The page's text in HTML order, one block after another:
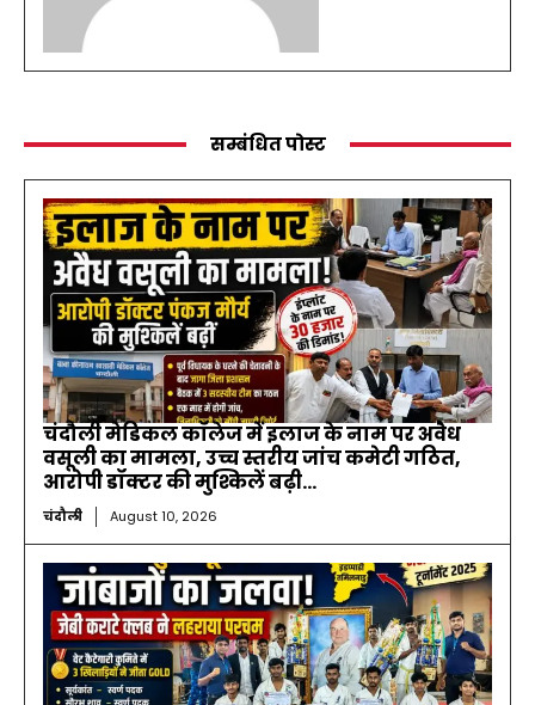
सम्बंधित पोस्ट
चंदौली मेडिकल कॉलेज में इलाज के नाम पर अवैध
वसूली का मामला, उच्च स्तरीय जांच कमेटी गठित,
आरोपी डॉक्टर की मुश्किलें बढ़ी…
चंदौली August 10, 2026